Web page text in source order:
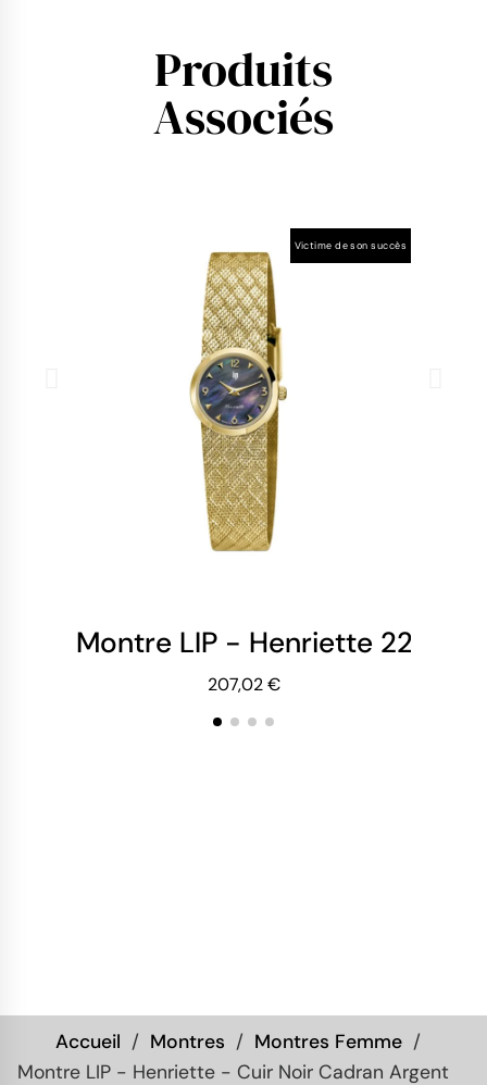
Produits
Associés
Victime de son succès
Montre LIP - Henriette 22mm
207,02 €
Accueil Montres
Montres Femme
Montre LIP - Henriette - Cuir Noir Cadran Argent